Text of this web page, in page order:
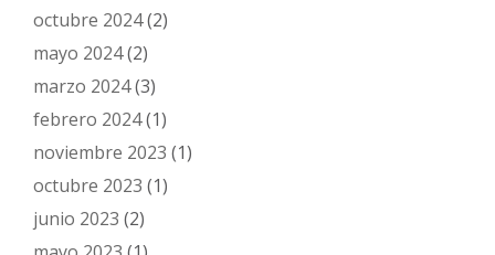
octubre 2024(2)
mayo 2024(2)
marzo 2024(3)
febrero 2024(1)
noviembre 2023 (1)
octubre 2023 (1)
junio 2023 (2)